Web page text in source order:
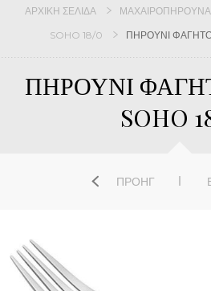
ΑΡΧΙΚΉ ΣΕΛΊΔΑ ΜΑΧΑΙΡΟΠΉΡΟΥΝΑ
SOHO 18/0
ΠΗΡΟΥΝΙ
ΠΗΡΟΥΝΙ
SOHO
ΠΡΟΗΓ